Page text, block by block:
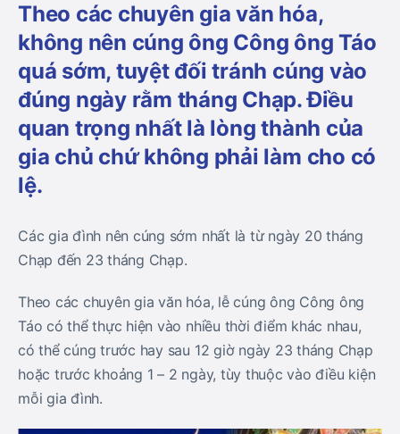
Theo các chuyên gia văn hóa,
không nên cúng ông Công ông Táo
quá sớm, tuyệt đối tránh cúng vào
đúng ngày rằm tháng Chạp. Điều
quan trọng nhất là lòng thành của
gia chủ chứ không phải làm cho có
lệ.
Các gia đình nên cúng sớm nhất là từ ngày 20 tháng
Chạp đến 23 tháng Chạp.
Theo các chuyên gia văn hóa, lễ cúng ông Công ông
Táo có thể thực hiện vào nhiều thời điểm khác nhau,
có thể cúng trước hay sau 12 giờ ngày 23 tháng Chạp
hoặc trước khoảng 1 – 2 ngày, tùy thuộc vào điều kiện
mỗi gia đình.